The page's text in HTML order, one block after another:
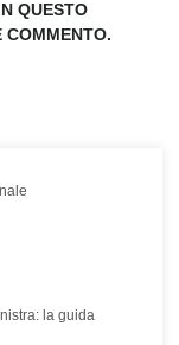
QUESTO
COMMENTO.
la guida